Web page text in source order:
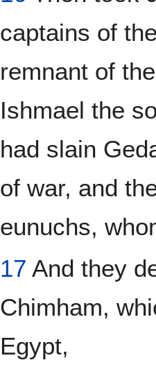
captains of
remnant of
Ishmael the
had slain
of war, and
eunuchs,
17 And they
Chimham,
Egypt,